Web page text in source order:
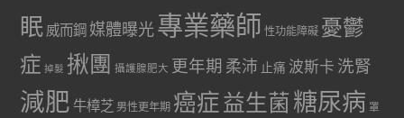
眠 威而鋼 媒體曝光專業藥師 性功能障礙 憂鬱
症 掉髮 揪團 攝護腺肥大 更年期 柔沛 止痛 波斯卡 洗腎
減肥 牛樟芝 男性更年期 癌症益生菌 糖尿病 罩